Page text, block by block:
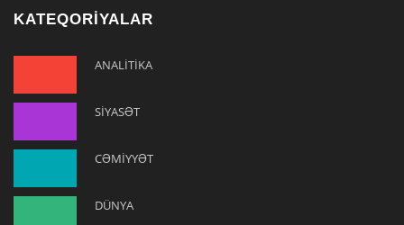
KATEQORİYALAR
ANALİTİKA
SİYASƏT
CƏMİYYƏT
DÜNYA